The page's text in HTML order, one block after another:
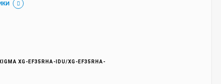
XG-EF35RHA-IDU/XG-EF35RHA-